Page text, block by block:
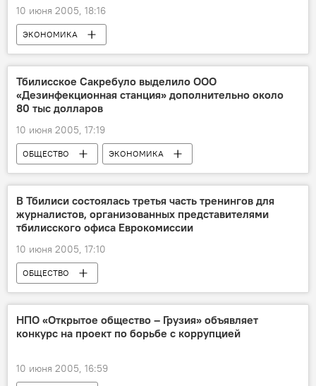
10 июня 2005, 18:16
ЭКОНОМИКА
Тбилисское Сакребуло выделило ООО
«Дезинфекционная станция» дополнительно около
80 тыс долларов
10 июня 2005, 17:19
ОБЩЕСТВО ЭКОНОМИКА
В Тбилиси состоялась третья часть тренингов для
журналистов, организованных представителями
тбилисского офиса Еврокомиссии
10 июня 2005, 17:10
ОБЩЕСТВО
НПО «Открытое общество – Грузия» объявляет
конкурс на проект по борьбе с коррупцией
10 июня 2005, 16:59